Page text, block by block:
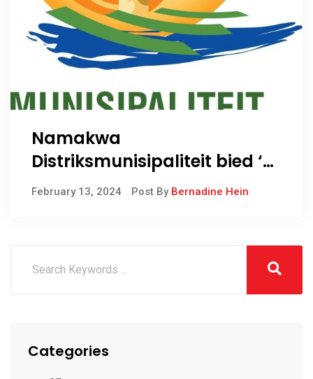
Namakwa
Distriksmunisipaliteit bied ‘n
Tegniese Inter-
February 13, 2024 Post By Bernadine Hein
Categories